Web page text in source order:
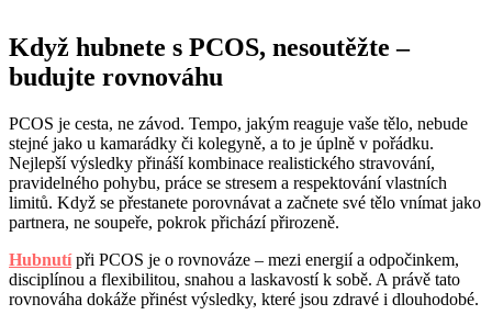
Když hubnete s PCOS, nesoutěžte –
budujte rovnováhu
PCOS je cesta, ne závod. Tempo, jakým reaguje vaše tělo, nebude
stejné jako u kamarádky či kolegyně, a to je úplně v pořádku.
Nejlepší výsledky přináší kombinace realistického stravování,
pravidelného pohybu, práce se stresem a respektování vlastních
limitů. Když se přestanete porovnávat a začnete své tělo vnímat jako
partnera, ne soupeře, pokrok přichází přirozeně.
Hubnutípři PCOS je o rovnováze – mezi energií a odpočinkem,
disciplínou a flexibilitou, snahou a laskavostí k sobě. A právě tato
rovnováha dokáže přinést výsledky, které jsou zdravé i dlouhodobé.